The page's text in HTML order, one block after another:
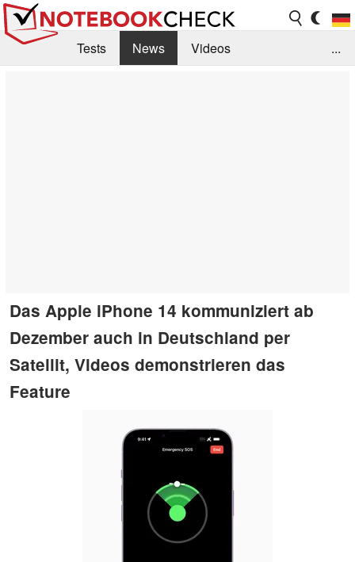
Tests News
Videos
...
Das Apple iPhone 14 kommuniziert ab
Dezember auch in Deutschland per
Satellit, Videos demonstrieren das
Feature